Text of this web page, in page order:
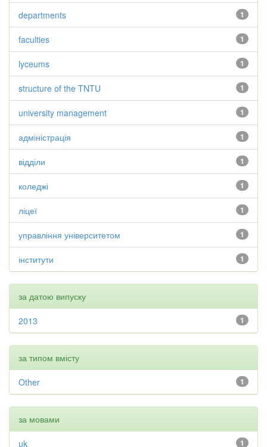
1
departments
1
faculties
1
lyceums
1
structure of the TNTU
1
university management
1
адміністрація
1
відділи
1
коледжі
1
ліцеї
1
управління університетом
1
інститути
за датою випуску
1
2013
за типом вмісту
1
Other
за мовами
1
uk